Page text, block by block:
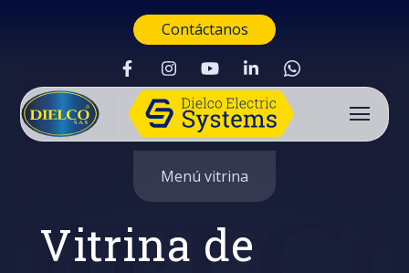
Contáctanos
Menú vitrina
Vitrina de